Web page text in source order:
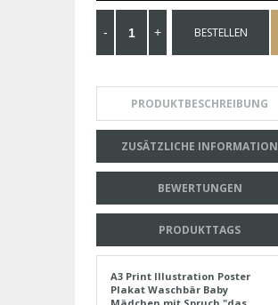
BESTELLEN
PRODUKTBESCHREIBUNG
ZUSÄTZLICHE INFORMATION
BEWERTUNGEN
PRODUKTTAGS
A3 Print Illustration Poster
Plakat Waschbär Baby